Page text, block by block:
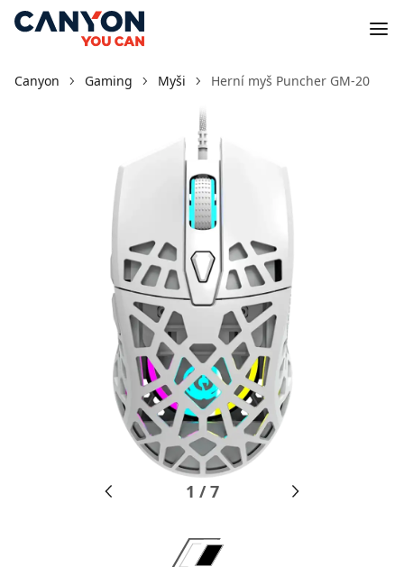
Canyon Gaming Myši Herní myš Puncher GM-20
1 /7